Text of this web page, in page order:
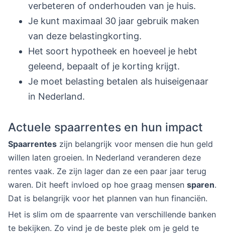
verbeteren of onderhouden van je huis.
Je kunt maximaal 30 jaar gebruik maken
van deze belastingkorting.
Het soort hypotheek en hoeveel je hebt
geleend, bepaalt of je korting krijgt.
Je moet belasting betalen als huiseigenaar
in Nederland.
Actuele spaarrentes en hun impact
Spaarrentes zijn belangrijk voor mensen die hun geld
willen laten groeien. In Nederland veranderen deze
rentes vaak. Ze zijn lager dan ze een paar jaar terug
waren. Dit heeft invloed op hoe graag mensen sparen.
Dat is belangrijk voor het plannen van hun financiën.
Het is slim om de spaarrente van verschillende banken
te bekijken. Zo vind je de beste plek om je geld te